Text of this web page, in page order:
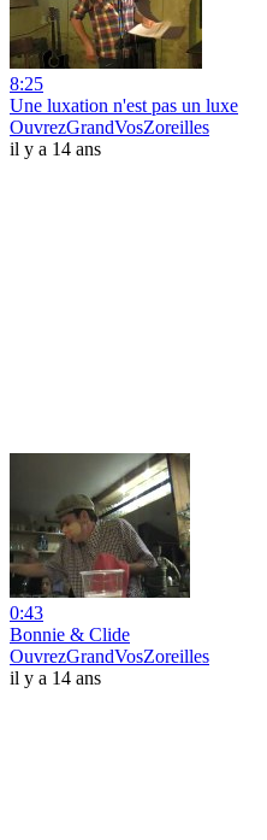
8:25
Une luxation n'est pas un luxe
OuvrezGrandVosZoreilles
il y a 14 ans
0:43
Bonnie & Clide
OuvrezGrandVosZoreilles
il y a 14 ans